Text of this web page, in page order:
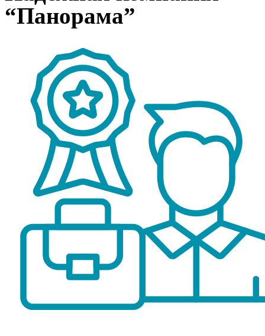
“Панорама”